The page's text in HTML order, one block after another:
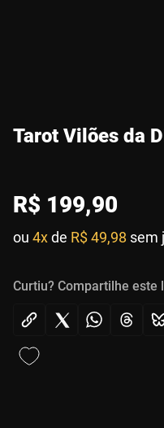
Tarot Vilões da
R$ 199,90
ou 4xde R$ 49,98 sem
Curtiu? Compartilhe este